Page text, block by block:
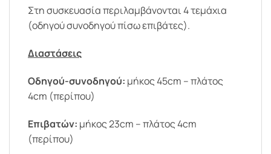
Στη συσκευασία περιλαμβάνονται 4 τεμάχια
(οδηγού συνοδηγού πίσω επιβάτες).
Διαστάσεις
Οδηγού-συνοδηγού: μήκος 45cm – πλάτος
4cm (περίπου)
Επιβατών: μήκος 23cm – πλάτος 4cm
(περίπου)